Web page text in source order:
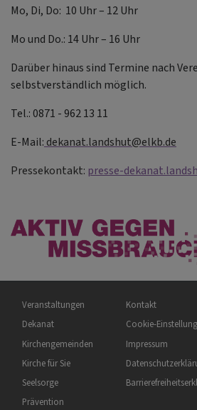
Mo, Di, Do: 10 Uhr – 12 Uhr
Mo und Do.: 14 Uhr – 16 Uhr
Darüber hinaus sind Termine nach
selbstverständlich möglich.
Tel.: 0871 - 962 13 11
E-Mail: dekanat.landshut@elkb.de
Pressekontakt: presse-
Hauptnavigation
Veranstaltungen
Dekanat
Kirchengemeinden
Kirche für Sie
Seelsorge
Prävention
Kontakt
Cookie-
Impressum